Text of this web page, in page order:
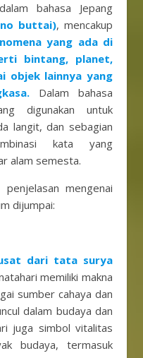
bahasa Jepang
buttai), mencakup
yang ada di
bintang, planet,
objek lainnya yang
Dalam bahasa
digunakan untuk
langit, dan sebagian
kata yang
alam semesta.
mengenai
dijumpai:
dari tata surya
memiliki makna
sumber cahaya dan
dalam budaya dan
juga simbol vitalitas
budaya, termasuk